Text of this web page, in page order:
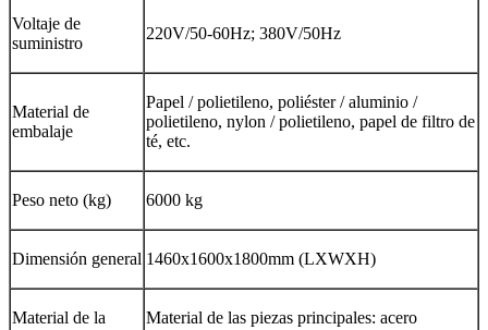
Voltaje de
suministro
220V/50-60Hz; 380V/50Hz
Material de
embalaje
Papel / polietileno, poliéster / aluminio /
polietileno, nylon / polietileno, papel de filtro de
té, etc.
Peso neto (kg) 6000 kg
Dimensión general 1460x1600x1800mm (LXWXH)
Material de la
Material de las piezas principales: acero